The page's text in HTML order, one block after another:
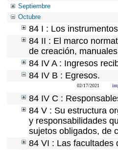
Septiembre
Octubre
84 I : Los
84 II : El marco
de creación,
84 IV A : Ingresos
84 IV B : Egresos.
02/17/2021
84 IV C :
84 V : Su estructura
y responsabilidades
sujetos obligados, de
84 VI : Las facultades